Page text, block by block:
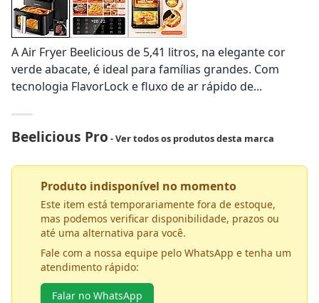
A Air Fryer Beelicious de 5,41 litros, na elegante cor
verde abacate, é ideal para famílias grandes. Com
tecnologia FlavorLock e fluxo de ar rápido de...
Beelicious Pro - Ver todos os produtos desta marca
Produto indisponível no momento
Este item está temporariamente fora de estoque,
mas podemos verificar disponibilidade, prazos ou
até uma alternativa para você.
Fale com a nossa equipe pelo WhatsApp e tenha um
atendimento rápido:
Falar no WhatsApp